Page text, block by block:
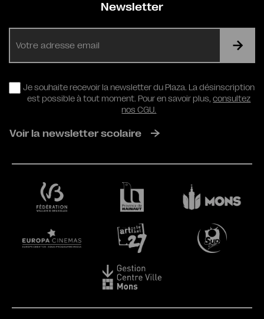
Newsletter
RGPD
Je souhaite recevoir la newsletter du Plaza. La désinscription
est possible à tout moment. Pour en savoir plus,consultez
nos CGU.
Voir la newsletter scolaire